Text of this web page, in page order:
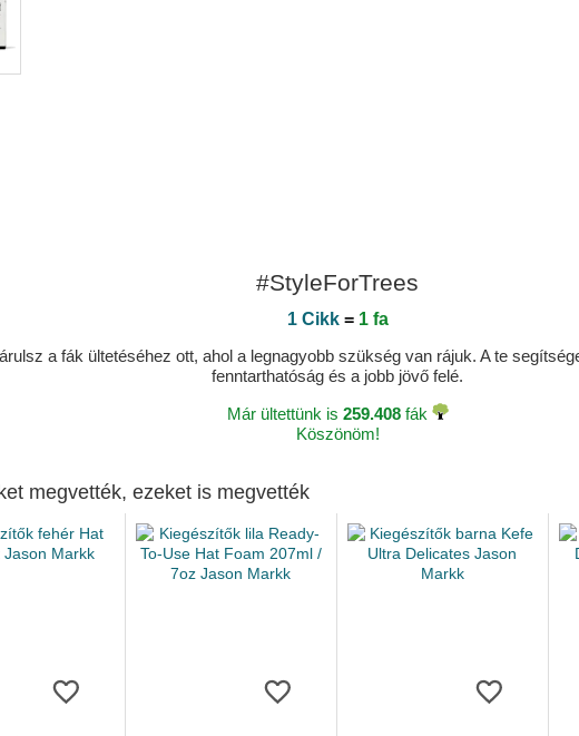
#StyleForTrees
1 Cikk= 1 fa
a fák ültetéséhez ott, ahol a legnagyobb szükség van rájuk. A te
fenntarthatóság és a jobb jövő felé.
Már ültettünk is 259.408fák
Köszönöm!
megvették, ezeket is megvették